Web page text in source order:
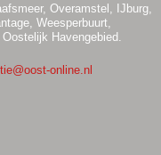
Overamstel, IJburg,
Weesperbuurt,
Havengebied.
online.nl